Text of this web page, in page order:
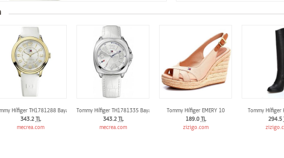
Hilfiger TH1781288 Bayan kol saati
343.2 TL
mecrea.com
Tommy Hilfiger TH1781335 Bayan kol saati
343.2 TL
mecrea.com
Tommy Hilfiger EMERY 10
189.0 TL
zizigo.com
Tommy Hilfiger
294.5